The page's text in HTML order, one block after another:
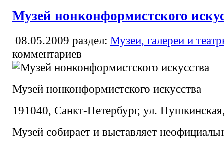
Музей нонконформистского
08.05.2009 раздел: Музеи, галереи и
комментариев
Музей нонконформистского искусства
191040, Санкт-Петербург, ул.
Музей собирает и выставляет